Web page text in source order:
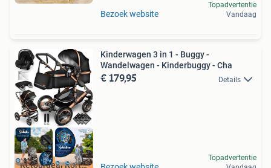
Bezoek website
Topadvertentie
Vandaag
Retourdeal Korting
Kinderwagen 3 in 1 - Buggy -
Wandelwagen - Kinderbuggy - Cha
€ 179,95 Details
Topadvertentie